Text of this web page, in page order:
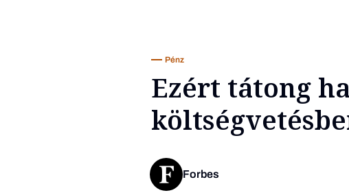
Pénz
Ezért tátong
Forbes